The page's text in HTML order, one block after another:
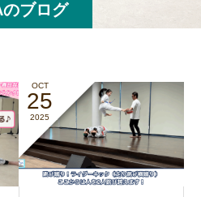
ブログ
OCT
25
2025